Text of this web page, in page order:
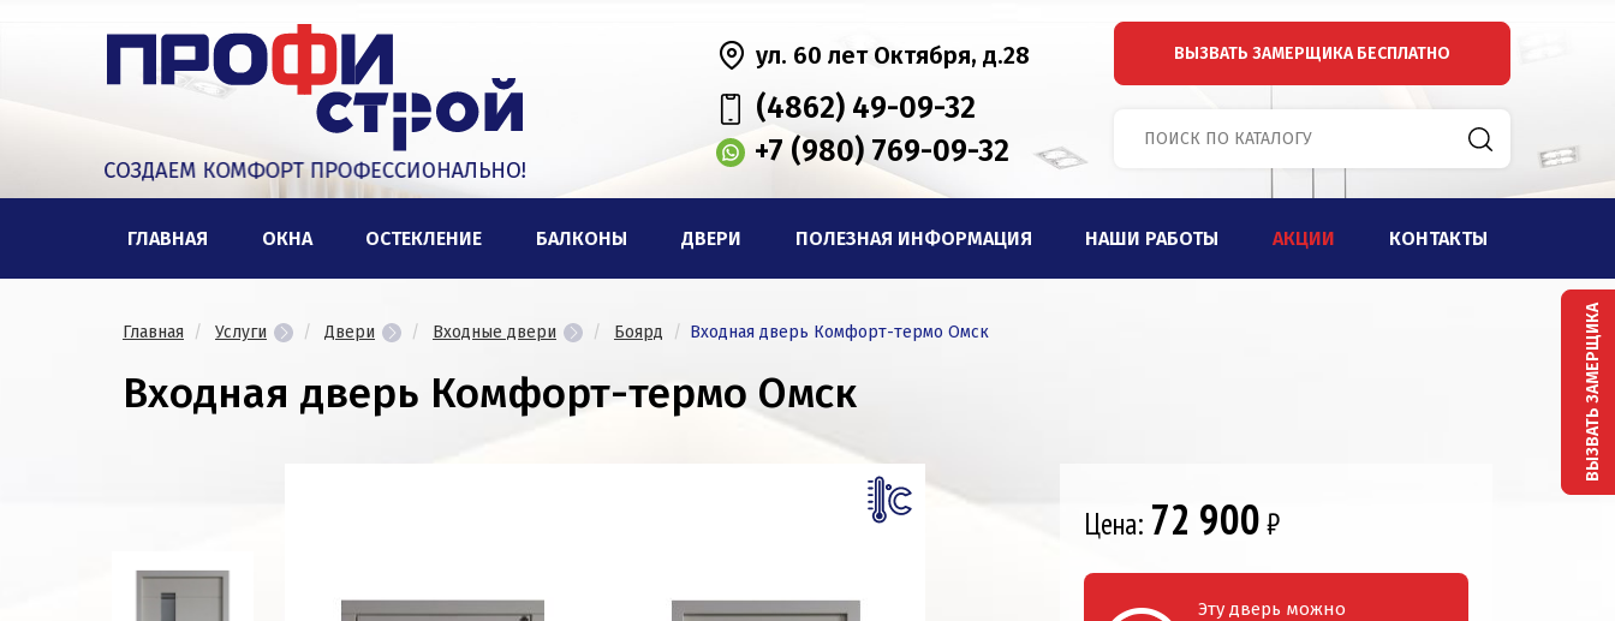
ул. 60 лет Октября, д.28
(4862) 49-09-32
+7 (980) 769-09-32
ВЫЗВАТЬ ЗАМЕРЩИКАБЕСПЛАТНО
ГЛАВНАЯ ОКНА ОСТЕКЛЕНИЕ БАЛКОНЫ ДВЕРИ ПОЛЕЗНАЯ ИНФОРМАЦИЯ НАШИ РАБОТЫ АКЦИИ КОНТАКТЫ
ВЫЗВАТЬ ЗАМЕРЩИКА
Главная Услуги Двери Входные двери Боярд Входная дверь Комфорт-термо Омск
Входная дверь Комфорт-термо Омск
Цена: 72 900₽
Эту дверь можно